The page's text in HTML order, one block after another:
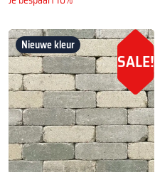
Nieuwe kleur
SALE!